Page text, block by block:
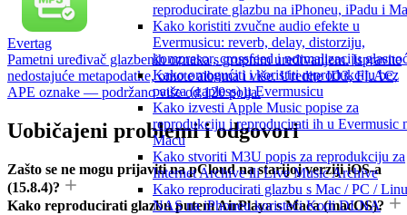
reproducirate glazbu na iPhoneu, iPadu i
Kako koristiti zvučne audio efekte u
Evermusicu: reverb, delay, distorziju,
kompresor, crossfeed i normalizaciju
Kako omogućiti i koristiti reprodukciju bez
pauza (gapless) u Evermusicu
Kako izvesti Apple Music popise za
reprodukciju i reproducirati ih u Evermusic
Macu
Kako stvoriti M3U popis za reprodukciju za
Internet Archive ili Live Music Archive
Kako reproducirati glazbu s Mac / PC /
NAS na iPhoneu koristeći Kodi DLNA
Evertag
Pametni uređivač glazbenih oznaka s grupnim uređivanjem. Ispravite
nedostajuće metapodatke, omote albuma i više. Uredite ID3, FLAC,
APE oznake — podržano više od 120 polja.
Uobičajeni problemi i odgovori
Zašto se ne mogu prijaviti na pCloud na starijoj verziji iOS-a
(15.8.4)?
Kako reproducirati glazbu putem AirPlaya s Maca (macOS)?